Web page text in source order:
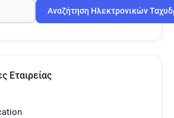
Αναζήτηση Ηλεκτρονικών
Εταιρείας